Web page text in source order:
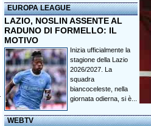
EUROPA LEAGUE
LAZIO, NOSLIN ASSENTE AL
RADUNO DI FORMELLO: IL
MOTIVO
Inizia ufficialmente la
stagione della Lazio
2026/2027. La
squadra
biancoceleste, nella
giornata odierna, si è...
WEBTV